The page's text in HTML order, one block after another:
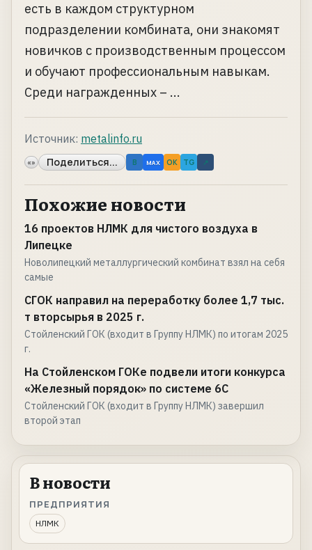
есть в каждом структурном
подразделении комбината, они знакомят
новичков с производственным процессом
и обучают профессиональным навыкам.
Среди награжденных – ...
Источник: metalinfo.ru
«» Поделиться... B MAX OK TG ↗
Похожие новости
16 проектов НЛМК для чистого воздуха в
Липецке
Новолипецкий металлургический комбинат взял на себя
самые
СГОК направил на переработку более 1,7 тыс.
т вторсырья в 2025 г.
Стойленский ГОК (входит в Группу НЛМК) по итогам 2025
г.
На Стойленском ГОКе подвели итоги конкурса
«Железный порядок» по системе 6С
Стойленский ГОК (входит в Группу НЛМК) завершил
второй этап
В новости
ПРЕДПРИЯТИЯ
НЛМК